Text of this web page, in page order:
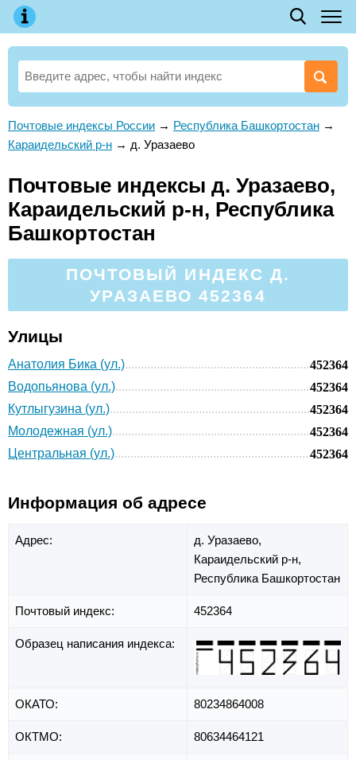
Почтовые индексы России → Республика Башкортостан →
Караидельский р-н → д. Уразаево
Почтовые индексы д. Уразаево,
Караидельский р-н, Республика
Башкортостан
ПОЧТОВЫЙ ИНДЕКС Д.
УРАЗАЕВО 452364
Улицы
Анатолия Бика (ул.)
452364
Водопьянова (ул.)
452364
Кутлыгузина (ул.)
452364
Молодежная (ул.)
452364
Центральная (ул.)
452364
Информация об адресе
Адрес:
д. Уразаево,
Караидельский р-н,
Республика Башкортостан
Почтовый индекс: 452364
Образец написания индекса:
ОКАТО: 80234864008
ОКТМО: 80634464121